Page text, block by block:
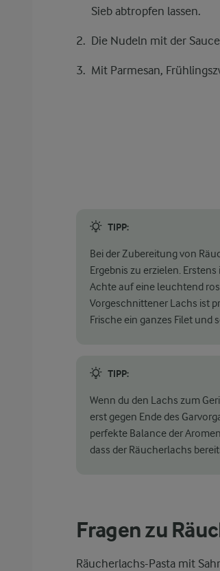
Sieb abtropfen lassen.
Die Nudeln mit der
Mit Parmesan,
TIPP:
Bei der Zubereitung von
Ergebnis zu erzielen.
Achte auf eine leuchtend
Vorgeschnittener Lachs ist
Frische ein ganzes Filet und
TIPP:
Wenn du den Lachs zum
erst gegen Ende des
perfekte Balance der
dass der Räucherlachs
Fragen zu
Räucherlachs-Pasta mit